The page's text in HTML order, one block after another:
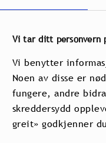
Vi tar ditt personvern
Vi benytter
Noen av disse er
fungere, andre
skreddersydd
greit» godkjenner